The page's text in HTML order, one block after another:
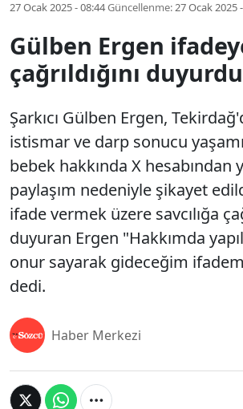
27 Ocak 2025 - 08:44Güncellenme:27 Ocak 2025
Gülben Ergen
çağrıldığını duyurdu
Şarkıcı Gülben Ergen,
istismar ve darp sonucu
bebek hakkında X hesabından
paylaşım nedeniyle şikayet
ifade vermek üzere savcılığa
duyuran Ergen "Hakkımda
onur sayarak gideceğim
dedi.
Haber Merkezi